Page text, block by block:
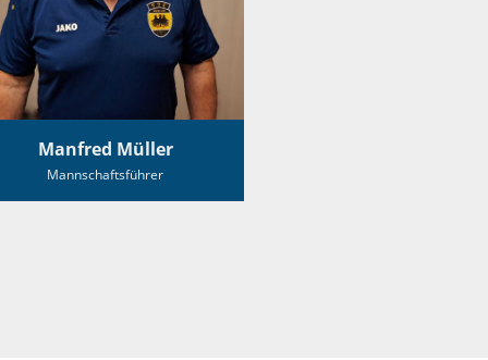
Manfred Müller
Mannschaftsführer